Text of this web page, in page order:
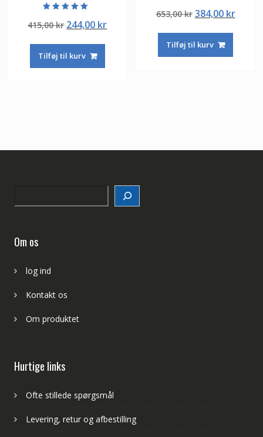
5.00
ud af 5
415,00kr Den
pris
var:
244,00 krDen
Tilføj til kurv
4.50
ud af 5
653,00kr Den
pris
var:
384,00 krDen
Tilføj til kurv
Om os
log ind
Kontakt os
Om produktet
Hurtige links
Ofte stillede spørgsmål
Levering, retur og afbestilling